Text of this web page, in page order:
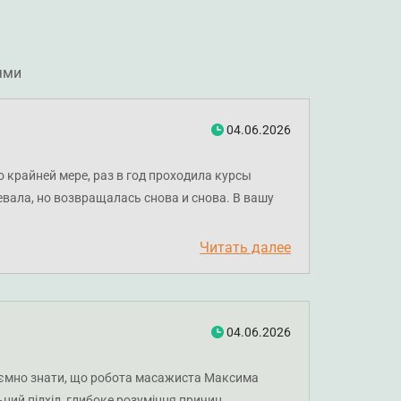
04.06.2026
мере, раз в год проходила курсы
но возвращалась снова и снова. В вашу
по массажу. Но остановила свой
результат – постепенно начал исчезать
к которым мы, в большинстве своем привыкли.
помочь пациенту - а это, скажу я вам,
результат, поверьте, того стоит. Очень
Читать далее
04.06.2026
знати, що робота масажиста Максима